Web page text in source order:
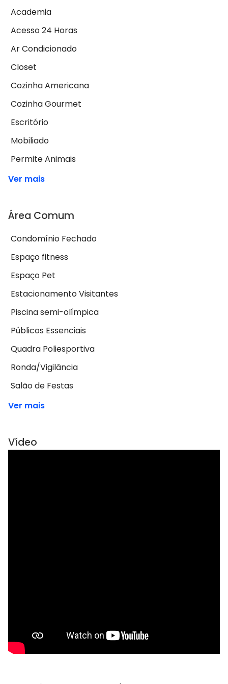
Academia
Acesso 24 Horas
Ar Condicionado
Closet
Cozinha Americana
Cozinha Gourmet
Escritório
Mobiliado
Permite Animais
Ver mais
Área Comum
Condomínio Fechado
Espaço fitness
Espaço Pet
Estacionamento Visitantes
Piscina semi-olímpica
Públicos Essenciais
Quadra Poliesportiva
Ronda/Vigilância
Salão de Festas
Ver mais
Vídeo